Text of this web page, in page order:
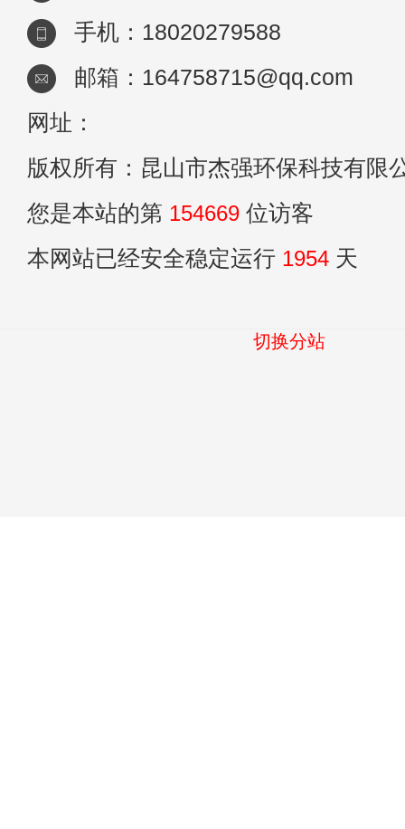
手机：18020279588
邮箱：164758715@qq.com
网址：
版权所有：昆山市杰强环保科技有限
您是本站的第 154669 位访客
本网站已经安全稳定运行 1954 天
切换分站